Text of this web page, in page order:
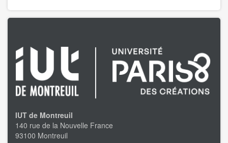
IUT de Montreuil
140 rue de la Nouvelle France
93100 Montreuil